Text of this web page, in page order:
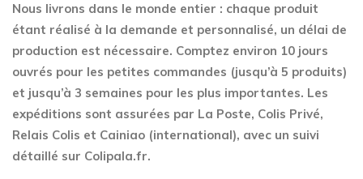
Nous livrons dans le monde entier : chaque produit
étant réalisé à la demande et personnalisé, un délai de
production est nécessaire. Comptez environ 10 jours
ouvrés pour les petites commandes (jusqu’à 5 produits)
et jusqu’à 3 semaines pour les plus importantes. Les
expéditions sont assurées par La Poste, Colis Privé,
Relais Colis et Cainiao (international), avec un suivi
détaillé sur Colipala.fr.